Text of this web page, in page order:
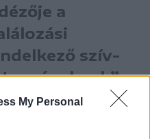
My Personal
a
szív-